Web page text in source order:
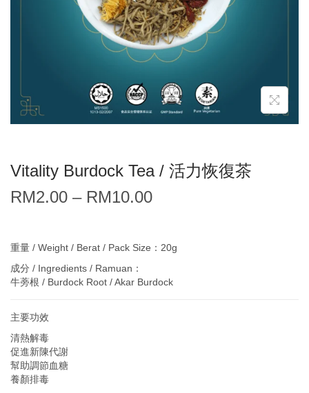
Vitality Burdock Tea / 活力恢復茶
RM2.00 – RM10.00
重量 / Weight / Berat / Pack Size：20g
成分 / Ingredients / Ramuan：
牛蒡根 / Burdock Root / Akar Burdock
主要功效
清熱解毒
促進新陳代謝
幫助調節血糖
養顏排毒